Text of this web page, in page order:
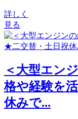
詳しく
見る
＜大型エン
格や経験を
休みで...